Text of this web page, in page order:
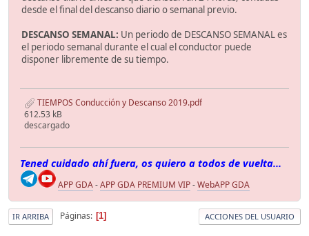
desde el final del descanso diario o semanal previo.
DESCANSO SEMANAL: Un periodo de DESCANSO SEMANAL es
el periodo semanal durante el cual el conductor puede
disponer libremente de su tiempo.
TIEMPOS Conducción y Descanso 2019.pdf
612.53 kB
descargado
Tened cuidado ahí fuera, os quiero a todos de vuelta...
APP GDA-APP GDA PREMIUM VIP-WebAPP GDA
IR ARRIBA Páginas 1 ACCIONES DEL USUARIO